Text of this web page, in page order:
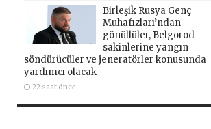
Birleşik Rusya Genç
Muhafızları’ndan
gönüllüler, Belgorod
sakinlerine yangın
söndürücüler ve jeneratörler konusunda
yardımcı olacak
22 saat önce